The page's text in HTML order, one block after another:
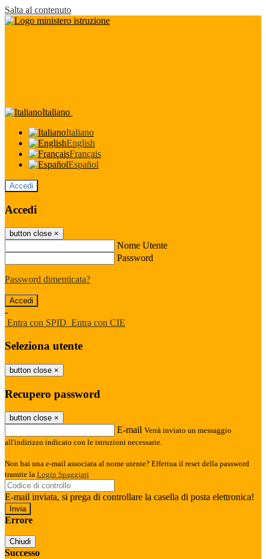
Salta al contenuto
Italiano
Italiano
English
Français
Español
Accedi
Accedi
button close ×
Nome Utente
Password
Password dimenticata?
-
Entra con SPID Entra con CIE
Seleziona utente
button close ×
Recupero password
button close ×
E-mail Verrà inviato un messaggio
all'indirizzo indicato con le istruzioni necessarie.
Non hai una e-mail associata al nome utente? Effettua il reset della password
tramite la Login Spaggiari
E-mail inviata, si prega di controllare la casella di posta elettronica!
Errore
Chiudi
Successo